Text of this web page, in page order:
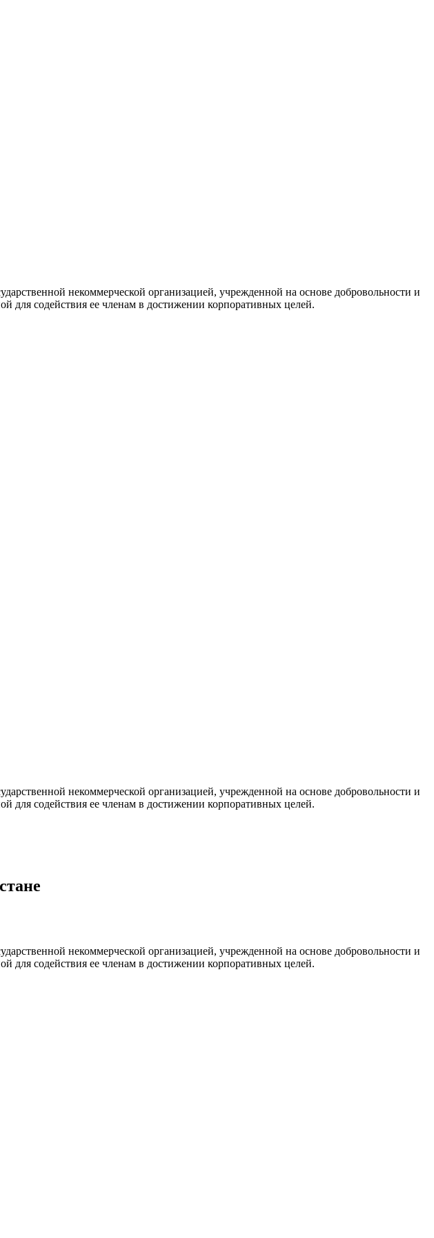
некоммерческой организацией, учрежденной на основе добровольности и
для содействия ее членам в достижении корпоративных целей.
некоммерческой организацией, учрежденной на основе добровольности и
для содействия ее членам в достижении корпоративных целей.
некоммерческой организацией, учрежденной на основе добровольности и
для содействия ее членам в достижении корпоративных целей.